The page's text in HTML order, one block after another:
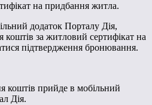
на придбання житла.
додаток Порталу Дія,
за житловий сертифікат на
підтвердження бронювання.
коштів прийде в мобільний
Дія.